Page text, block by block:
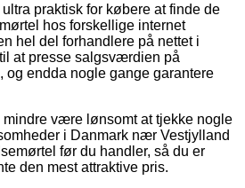
praktisk for købere at finde de
hos forskellige internet
hel del forhandlere på nettet i
at presse salgsværdien på
og endda nogle gange garantere
mindre være lønsomt at tjekke nogle
i Danmark nær Vestjylland
før du handler, så du er
den mest attraktive pris.